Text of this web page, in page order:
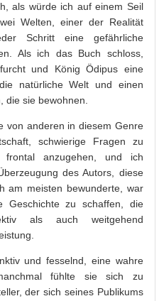
als würde ich auf einem Seil
Welten, einer der Realität
Schritt eine gefährliche
Als ich das Buch schloss,
und König Ödipus eine
natürliche Welt und einen
die sie bewohnen.
von anderen in diesem Genre
schwierige Fragen zu
anzugehen, und ich
des Autors, diese
am meisten bewunderte, war
Geschichte zu schaffen, die
als auch weitgehend
und fesselnd, eine wahre
fühlte sie sich zu
der sich seines Publikums